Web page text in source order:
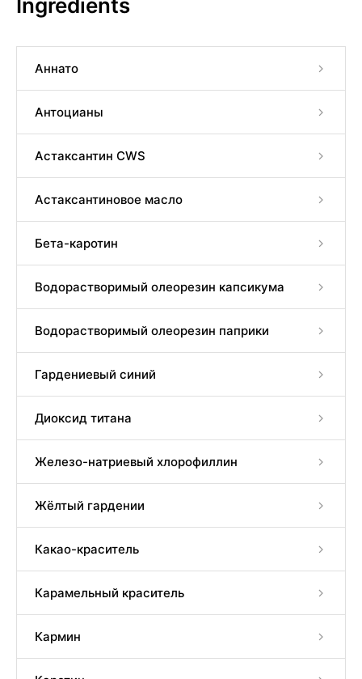
Ingredients
Аннато
Антоцианы
Астаксантин CWS
Астаксантиновое масло
Бета-каротин
Водорастворимый олеорезин капсикума
Водорастворимый олеорезин паприки
Гардениевый синий
Диоксид титана
Железо-натриевый хлорофиллин
Жёлтый гардении
Какао-краситель
Карамельный краситель
Кармин